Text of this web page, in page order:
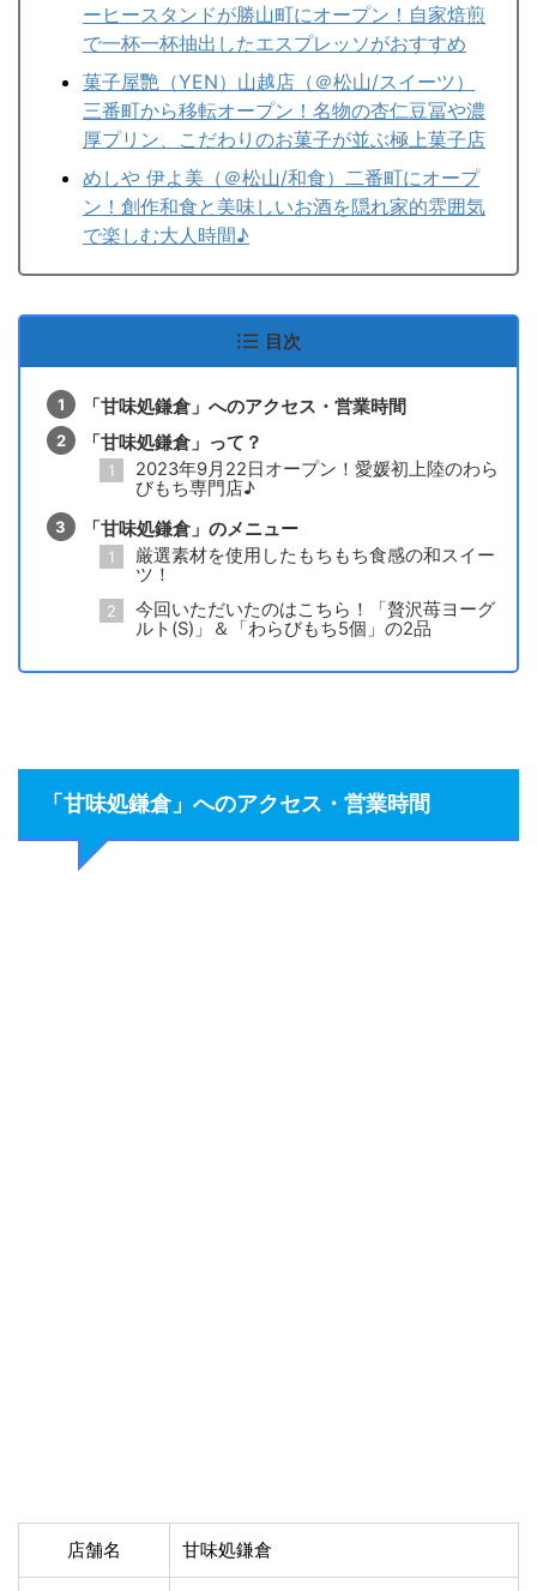
ーヒースタンドが勝山町にオープン！自家焙煎
で一杯一杯抽出したエスプレッソがおすすめ
菓子屋艷（YEN）山越店（＠松山/スイーツ）
三番町から移転オープン！名物の杏仁豆冨や濃
厚プリン、こだわりのお菓子が並ぶ極上菓子店
めしや 伊よ美（＠松山/和食）二番町にオープ
ン！創作和食と美味しいお酒を隠れ家的雰囲気
で楽しむ大人時間♪
目次
「甘味処鎌倉」へのアクセス・営業時間
「甘味処鎌倉」って？
2023年9月22日オープン！愛媛初上陸のわら
びもち専門店♪
「甘味処鎌倉」のメニュー
厳選素材を使用したもちもち食感の和スイー
ツ！
今回いただいたのはこちら！「贅沢苺ヨーグ
ルト(S)」＆「わらびもち5個」の2品
「甘味処鎌倉」へのアクセス・営業時間
店舗名 甘味処鎌倉